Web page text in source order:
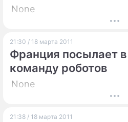
None
21:30 / 18 марта 2011
Франция посылает
команду роботов
None
21:38 / 18 марта 2011